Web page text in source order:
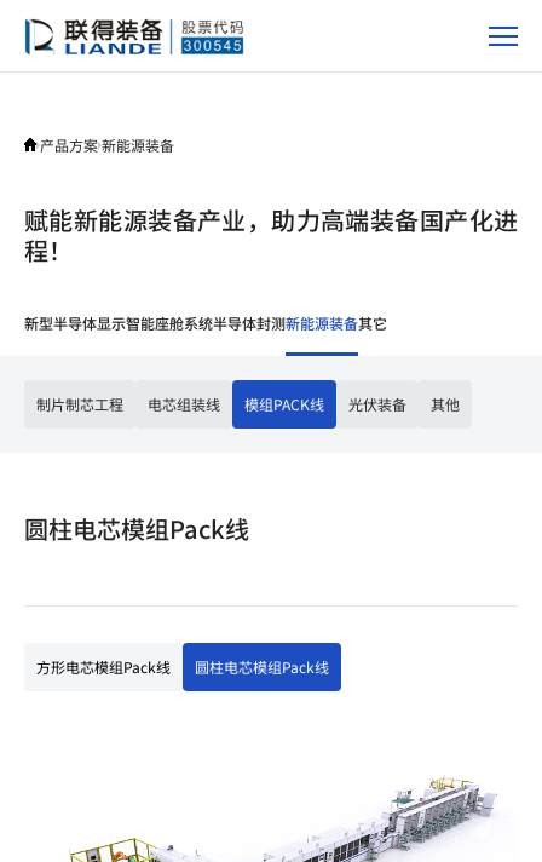
产品方案新能源装备
赋能新能源装备产业，助力高端装备国产化进
程！
新型半导体显示智能座舱系统半导体封测新能源装备其它
制片制芯工程 电芯组装线 模组PACK线 光伏装备 其他
圆柱电芯模组Pack线
方形电芯模组Pack线 圆柱电芯模组Pack线